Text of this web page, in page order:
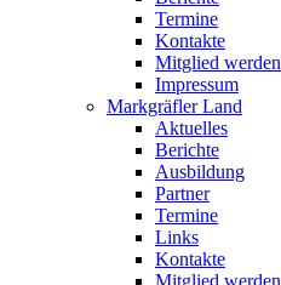
Termine
Kontakte
Mitglied werden
Impressum
Markgräfler Land
Aktuelles
Berichte
Ausbildung
Partner
Termine
Links
Kontakte
Mitglied werden